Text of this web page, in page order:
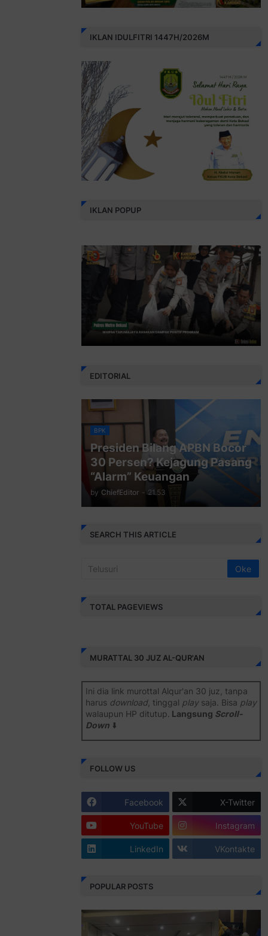
IKLAN IDULFITRI 1447H/2026M
IKLAN POPUP
EDITORIAL
BPK
Presiden Bilang APBN Bocor
30 Persen? Kejagung Pasang
“Alarm” Keuangan
by ChiefEditor - 21.53
SEARCH THIS ARTICLE
TOTAL PAGEVIEWS
MURATTAL 30 JUZ AL-QUR'AN
Ini dia link murottal Alqur'an 30 juz, tanpa
harus download, tinggal playsaja. Bisa play
walaupun HP ditutup. Langsung Scroll-
Down⬇️
Juz 1 ⇨http://j.mp/2b8SiNO
Juz 2 ⇨http://j.mp/2b8RJmQ
Juz 3 ⇨http://j.mp/2bFSrtF
Juz 4 ⇨http://j.mp/2b8SXi3
Juz 5 ⇨http://j.mp/2b8RZm3
Juz 6 ⇨http://j.mp/28MBohs
Juz 7 ⇨http://j.mp/2bFRIZC
http://j.mp/2bufF7o
FOLLOW US
Facebook X-Twitter
YouTube Instagram
LinkedIn VKontakte
POPULAR POSTS